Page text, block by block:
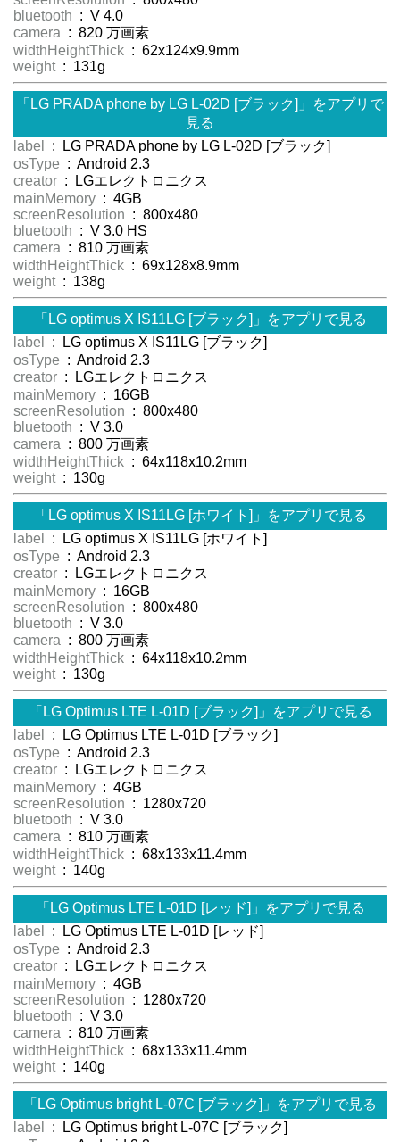
bluetooth : V 4.0
camera : 820 万画素
widthHeightThick : 62x124x9.9mm
weight : 131g
「LG PRADA phone by LG L-02D [ブラック]」をアプリで
見る
label
: LG PRADA phone by LG L-02D [ブラック]
osType : Android 2.3
creator : LGエレクトロニクス
mainMemory : 4GB
screenResolution : 800x480
bluetooth : V 3.0 HS
camera : 810 万画素
widthHeightThick : 69x128x8.9mm
weight : 138g
「LG optimus X IS11LG [ブラック]」をアプリで見る
label
: LG optimus X IS11LG [ブラック]
osType : Android 2.3
creator : LGエレクトロニクス
mainMemory : 16GB
screenResolution : 800x480
bluetooth : V 3.0
camera : 800 万画素
widthHeightThick : 64x118x10.2mm
weight : 130g
「LG optimus X IS11LG [ホワイト]」をアプリで見る
label
: LG optimus X IS11LG [ホワイト]
osType : Android 2.3
creator : LGエレクトロニクス
mainMemory : 16GB
screenResolution : 800x480
bluetooth : V 3.0
camera : 800 万画素
widthHeightThick : 64x118x10.2mm
weight : 130g
「LG Optimus LTE L-01D [ブラック]」をアプリで見る
label
: LG Optimus LTE L-01D [ブラック]
osType : Android 2.3
creator : LGエレクトロニクス
mainMemory : 4GB
screenResolution : 1280x720
bluetooth : V 3.0
camera : 810 万画素
widthHeightThick : 68x133x11.4mm
weight : 140g
「LG Optimus LTE L-01D [レッド]」をアプリで見る
label
: LG Optimus LTE L-01D [レッド]
osType : Android 2.3
creator : LGエレクトロニクス
mainMemory : 4GB
screenResolution : 1280x720
bluetooth : V 3.0
camera : 810 万画素
widthHeightThick : 68x133x11.4mm
weight : 140g
「LG Optimus bright L-07C [ブラック]」をアプリで見る
label
: LG Optimus bright L-07C [ブラック]